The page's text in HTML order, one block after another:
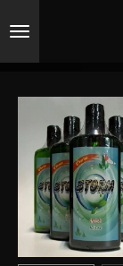
direct
hoofdinhoud